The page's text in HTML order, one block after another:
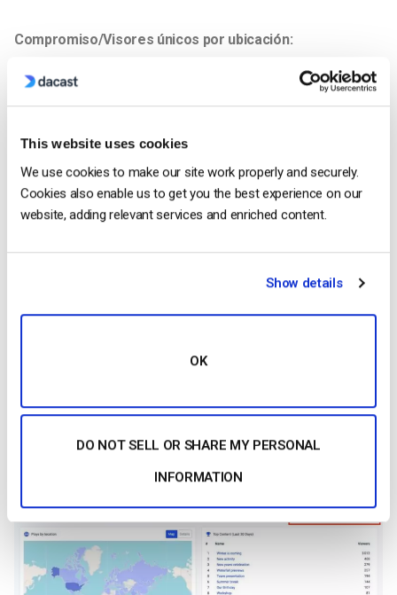
This website uses cookies
We use cookies to make our site work properly and securely.
Cookies also enable us to get you the best experience on our
website, adding relevant services and enriched content.
Show details
OK
DO NOT SELL OR SHARE MY PERSONAL
INFORMATION
Compromiso/Visores únicos por ubicación:
A la derecha de la tarjeta de compromiso, verá “Paywall”. En el
para el intervalo de tiempo que haya seleccionado.